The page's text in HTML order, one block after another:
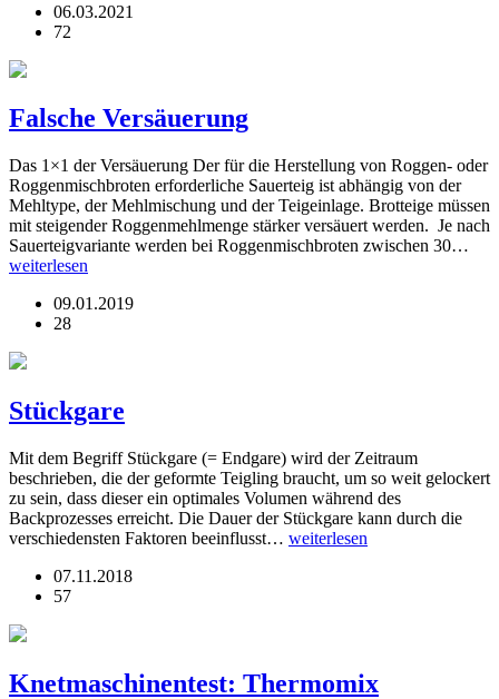
06.03.2021
72
Falsche Versäuerung
Das 1×1 der Versäuerung Der für die Herstellung von Roggen- oder
Roggenmischbroten erforderliche Sauerteig ist abhängig von der
Mehltype, der Mehlmischung und der Teigeinlage. Brotteige müssen
mit steigender Roggenmehlmenge stärker versäuert werden. Je nach
Sauerteigvariante werden bei Roggenmischbroten zwischen 30…
weiterlesen
09.01.2019
28
Stückgare
Mit dem Begriff Stückgare (= Endgare) wird der Zeitraum
beschrieben, die der geformte Teigling braucht, um so weit gelockert
zu sein, dass dieser ein optimales Volumen während des
Backprozesses erreicht. Die Dauer der Stückgare kann durch die
verschiedensten Faktoren beeinflusst… weiterlesen
07.11.2018
57
Knetmaschinentest: Thermomix